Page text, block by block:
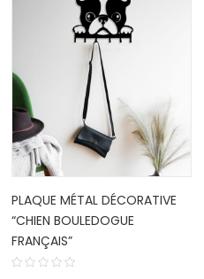
PLAQUE MÉTAL DÉCORATIVE
“CHIEN BOULEDOGUE
FRANÇAIS”